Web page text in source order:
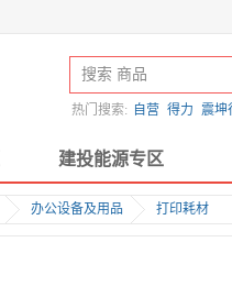
热门搜索: 自营 得力 震坤
建投能源专区
办公设备及用品 打印耗材